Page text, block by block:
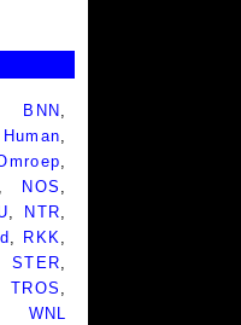
BNN ,
Human,
,
, NOS ,
, NTR,
, RKK,
STER,
TROS ,
WNL